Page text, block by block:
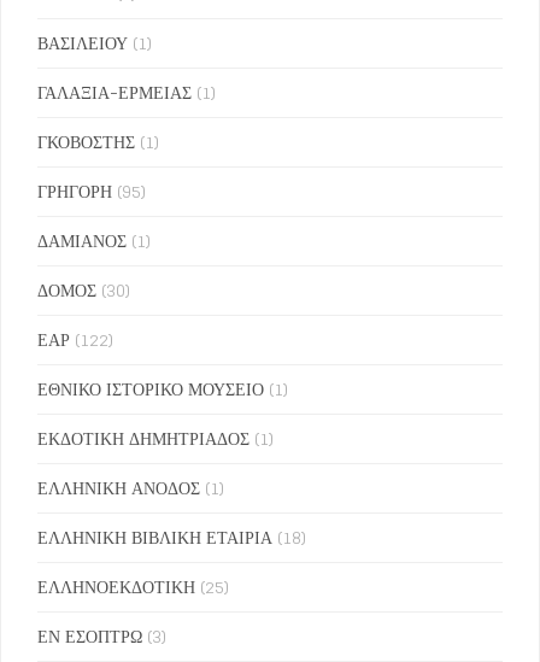
ΒΑΣΙΛΕΙΟΥ (1)
ΓΑΛΑΞΙΑ-ΕΡΜΕΙΑΣ (1)
ΓΚΟΒΟΣΤΗΣ (1)
ΓΡΗΓΟΡΗ (95)
ΔΑΜΙΑΝΟΣ (1)
ΔΟΜΟΣ (30)
ΕΑΡ (122)
ΕΘΝΙΚΟ ΙΣΤΟΡΙΚΟ ΜΟΥΣΕΙΟ (1)
ΕΚΔΟΤΙΚΗ ΔΗΜΗΤΡΙΑΔΟΣ (1)
ΕΛΛΗΝΙΚΗ ΑΝΟΔΟΣ (1)
ΕΛΛΗΝΙΚΗ ΒΙΒΛΙΚΗ ΕΤΑΙΡΙΑ (18)
ΕΛΛΗΝΟΕΚΔΟΤΙΚΗ (25)
ΕΝ ΕΣΟΠΤΡΩ (3)